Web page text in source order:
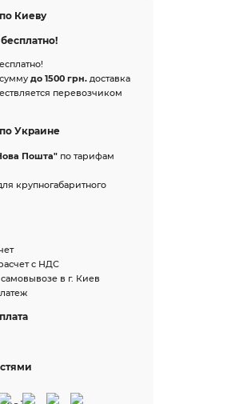
Киеву
суммудо 1500 грн. доставка
перевозчиком
Украине
Пошта" по тарифам
крупногабаритного
с НДС
в г. Киев